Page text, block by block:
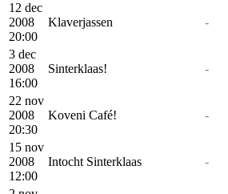
12 dec
2008
20:00
Klaverjassen -
3 dec
2008
16:00
Sinterklaas! -
22 nov
2008
20:30
Koveni Café! -
15 nov
2008
12:00
Intocht Sinterklaas -